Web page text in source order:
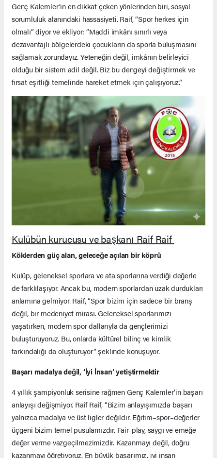
Genç Kalemler’in en dikkat çeken yönlerinden biri, sosyal
sorumluluk alanındaki hassasiyeti. Raif, “Spor herkes için
olmalı” diyor ve ekliyor: “Maddi imkânı sınırlı veya
dezavantajlı bölgelerdeki çocukların da sporla buluşmasını
sağlamak zorundayız. Yeteneğin değil, imkânın belirleyici
olduğu bir sistem adil değil. Biz bu dengeyi değiştirmek ve
fırsat eşitliği temelinde hareket etmek için çalışıyoruz.”
Kulübün kurucusu ve başkanı Raif Raif
Köklerden güç alan, geleceğe açılan bir köprü
Kulüp, geleneksel sporlara ve ata sporlarına verdiği değerle
de farklılaşıyor. Ancak bu, modern sporlardan uzak durdukları
anlamına gelmiyor. Raif, “Spor bizim için sadece bir branş
değil, bir medeniyet mirası. Geleneksel sporlarımızı
yaşatırken, modern spor dallarıyla da gençlerimizi
buluşturuyoruz. Bu, onlarda kültürel bilinç ve kimlik
farkındalığı da oluşturuyor” şeklinde konuşuyor.
Başarı madalya değil, ‘İyi İnsan’ yetiştirmektir
4 yıllık şampiyonluk serisine rağmen Genç Kalemler’in başarı
anlayışı değişmiyor. Raif Raif, “Bizim anlayışımızda başarı
yalnızca madalya ve üst ligler değildir. Eğitim–spor–değerler
üçgeni bizim temel pusulamızdır. Fair-play, saygı ve emeğe
değer verme vazgeçilmezimizdir. Kazanmayı değil, doğru
kazanmayı öğretiyoruz. En büyük başarımız, iyi insan